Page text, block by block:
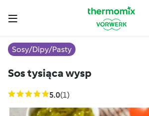
Sosy/Dipy/Pasty
Sos tysiąca wysp
5.0(1)